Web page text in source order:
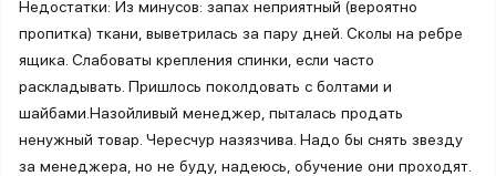
Недостатки: Из минусов: запах неприятный (вероятно
пропитка) ткани, выветрилась за пару дней. Сколы на ребре
ящика. Слабоваты крепления спинки, если часто
раскладывать. Пришлось поколдовать с болтами и
шайбами.Назойливый менеджер, пыталась продать
ненужный товар. Чересчур назязчива. Надо бы снять звезду
за менеджера, но не буду, надеюсь, обучение они проходят.